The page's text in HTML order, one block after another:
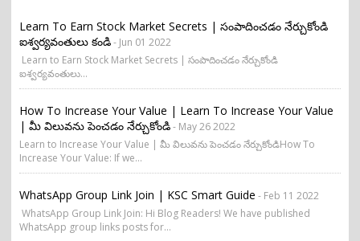
Learn To Earn Stock Market Secrets | సంపాదించడం నేర్చుకోండి
ఐశ్వర్యవంతులు కండి- Jun 01 2022
Learn to Earn Stock Market Secrets | సంపాదించడం నేర్చుకోండి
ఐశ్వర్యవంతులు...
How To Increase Your Value | Learn To Increase Your Value
| మీ విలువను పెంచడం నేర్చుకోండి- May 26 2022
Learn to Increase Your Value | మీ విలువను పెంచడం నేర్చుకోండిHow To
Increase Your Value: If we...
WhatsApp Group Link Join | KSC Smart Guide - Feb 11 2022
WhatsApp Group Link Join: Hi Blog Readers! We have published
WhatsApp group links posts for...